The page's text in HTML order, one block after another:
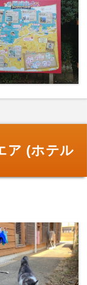
ア (ホテル